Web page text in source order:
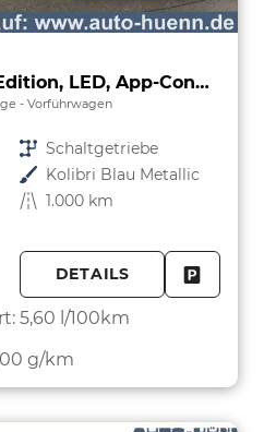
Elegance 1.2 Turbo Edition, LED, App-Connect, 5 J.-Garantie
Vorführwagen
Getriebe Schaltgetriebe
Außenfarbe Kolibri Blau Metallic
Kilometerstand 1.000 km
DETAILS
5,60 l/100km
g/km